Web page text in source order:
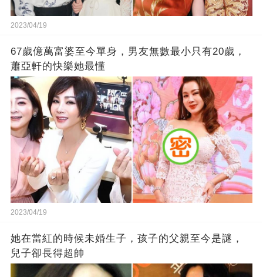
2023/04/19
67歲億萬富婆至今單身，男友無數最小只有20歲，
蕭亞軒的快樂她最懂
2023/04/19
她在當紅的時候未婚生子，孩子的父親至今是謎，
兒子卻長得超帥